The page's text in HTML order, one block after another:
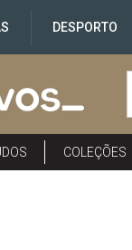
DESPORTO
COLEÇÕES